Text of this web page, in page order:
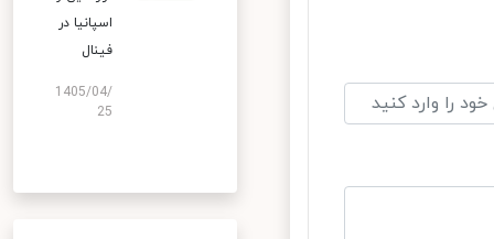
اسپانیا در
فینال
1405/04/
25